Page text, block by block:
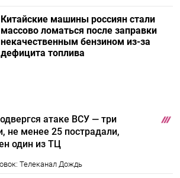
Китайские машины россиян стали
массово ломаться после заправки
некачественным бензином из-за
дефицита топлива